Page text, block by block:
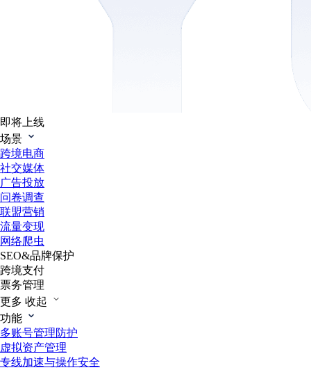
即将上线
场景
跨境电商
社交媒体
广告投放
问卷调查
联盟营销
流量变现
网络爬虫
SEO&品牌保护
跨境支付
票务管理
更多 收起
功能
多账号管理防护
虚拟资产管理
专线加速与操作安全